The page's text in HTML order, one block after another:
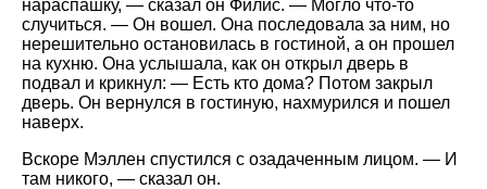
нараспашку, — сказал он Филис. — Могло что-то
случиться. — Он вошел. Она последовала за ним, но
нерешительно остановилась в гостиной, а он прошел
на кухню. Она услышала, как он открыл дверь в
подвал и крикнул: — Есть кто дома? Потом закрыл
дверь. Он вернулся в гостиную, нахмурился и пошел
наверх.
Вскоре Мэллен спустился с озадаченным лицом. — И
там никого, — сказал он.